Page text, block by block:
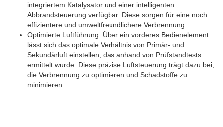
integriertem Katalysator und einer intelligenten
Abbrandsteuerung verfügbar. Diese sorgen für eine noch
effizientere und umweltfreundlichere Verbrennung.
Optimierte Luftführung: Über ein vorderes Bedienelement
lässt sich das optimale Verhältnis von Primär- und
Sekundärluft einstellen, das anhand von Prüfstandtests
ermittelt wurde. Diese präzise Luftsteuerung trägt dazu bei,
die Verbrennung zu optimieren und Schadstoffe zu
minimieren.